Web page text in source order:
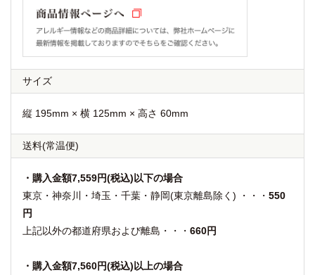
サイズ
縦 195mm × 横 125mm × 高さ 60mm
送料(常温便)
・購入金額7,559円(税込)以下の場合
東京・神奈川・埼玉・千葉・静岡(東京離島除く) ・・・ 550
円
上記以外の都道府県および離島・・・ 660円
・購入金額7,560円(税込)以上の場合